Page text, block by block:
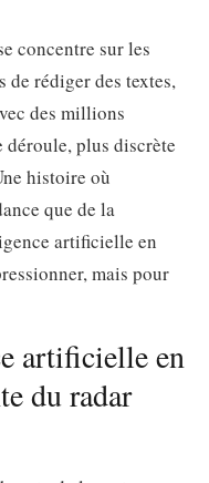
concentre sur les
de rédiger des textes,
des millions
déroule, plus discrète
histoire où
que de la
artificielle en
mais pour
artificielle en
du radar